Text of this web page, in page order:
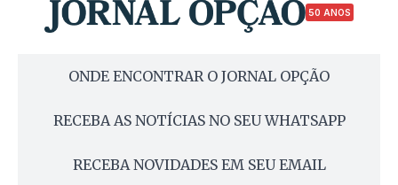
50 ANOS
ONDE ENCONTRAR O JORNAL OPÇÃO
RECEBA AS NOTÍCIAS NO SEU WHATSAPP
RECEBA NOVIDADES EM SEU EMAIL